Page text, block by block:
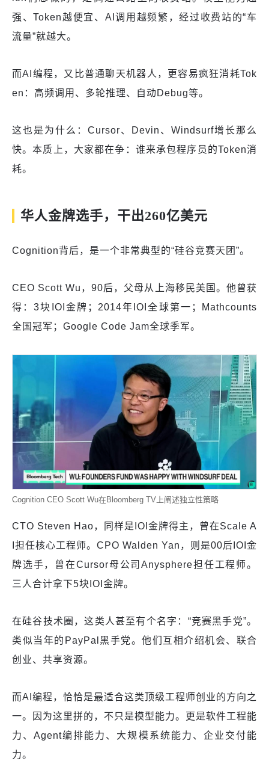
强、Token越便宜、AI调用越频繁，经过收费站的“车
流量”就越大。
而AI编程，又比普通聊天机器人，更容易疯狂消耗Tok
en：高频调用、多轮推理、自动Debug等。
这也是为什么：Cursor、Devin、Windsurf增长那么
快。本质上，大家都在争：谁来承包程序员的Token消
耗。
华人金牌选手，干出260亿美元
Cognition背后，是一个非常典型的“硅谷竞赛天团”。
CEO Scott Wu，90后，父母从上海移民美国。他曾获
得：3块IOI金牌；2014年IOI全球第一；Mathcounts
全国冠军；Google Code Jam全球季军。
Cognition CEO Scott Wu在Bloomberg TV上阐述独立性策略
CTO Steven Hao，同样是IOI金牌得主，曾在Scale A
I担任核心工程师。CPO Walden Yan，则是00后IOI金
牌选手，曾在Cursor母公司Anysphere担任工程师。
三人合计拿下5块IOI金牌。
在硅谷技术圈，这类人甚至有个名字：“竞赛黑手党”。
类似当年的PayPal黑手党。他们互相介绍机会、联合
创业、共享资源。
而AI编程，恰恰是最适合这类顶级工程师创业的方向之
一。因为这里拼的，不只是模型能力。更是软件工程能
力、Agent编排能力、大规模系统能力、企业交付能
力。